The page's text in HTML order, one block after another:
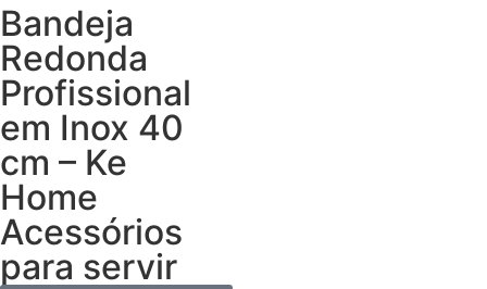
Bandeja
Redonda
Profissional
em Inox 40
cm – Ke
Home
Acessórios
para servir